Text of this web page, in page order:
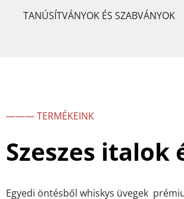
TANÚSÍTVÁNYOK ÉS SZABVÁNYOK
——— TERMÉKEINK
Szeszes italok
Egyedi öntésből whiskys üvegek